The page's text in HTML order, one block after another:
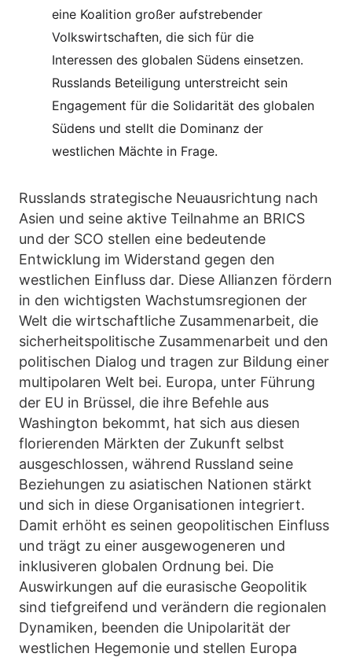
eine Koalition großer aufstrebender
Volkswirtschaften, die sich für die
Interessen des globalen Südens einsetzen.
Russlands Beteiligung unterstreicht sein
Engagement für die Solidarität des globalen
Südens und stellt die Dominanz der
westlichen Mächte in Frage.
Russlands strategische Neuausrichtung nach
Asien und seine aktive Teilnahme an BRICS
und der SCO stellen eine bedeutende
Entwicklung im Widerstand gegen den
westlichen Einfluss dar. Diese Allianzen fördern
in den wichtigsten Wachstumsregionen der
Welt die wirtschaftliche Zusammenarbeit, die
sicherheitspolitische Zusammenarbeit und den
politischen Dialog und tragen zur Bildung einer
multipolaren Welt bei. Europa, unter Führung
der EU in Brüssel, die ihre Befehle aus
Washington bekommt, hat sich aus diesen
florierenden Märkten der Zukunft selbst
ausgeschlossen, während Russland seine
Beziehungen zu asiatischen Nationen stärkt
und sich in diese Organisationen integriert.
Damit erhöht es seinen geopolitischen Einfluss
und trägt zu einer ausgewogeneren und
inklusiveren globalen Ordnung bei. Die
Auswirkungen auf die eurasische Geopolitik
sind tiefgreifend und verändern die regionalen
Dynamiken, beenden die Unipolarität der
westlichen Hegemonie und stellen Europa